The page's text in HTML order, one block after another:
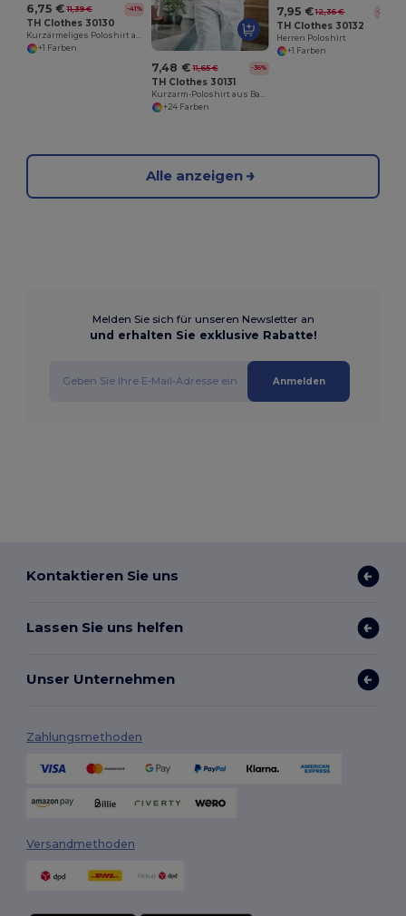
6,75 € 11,39 € -41%
TH Clothes 30130
+1 Farben
7,48 € 11,65 € -36%
TH Clothes 30131
+24 Farben
7,95 € 12,36 € -36%
TH Clothes 30132
Herren Poloshirt
+1 Farben
Alle anzeigen
Melden Sie sich für unseren Newsletter an
und erhalten Sie exklusive Rabatte!
Anmelden
Kontaktieren Sie uns
Lassen Sie uns helfen
Unser Unternehmen
Zahlungsmethoden
Versandmethoden